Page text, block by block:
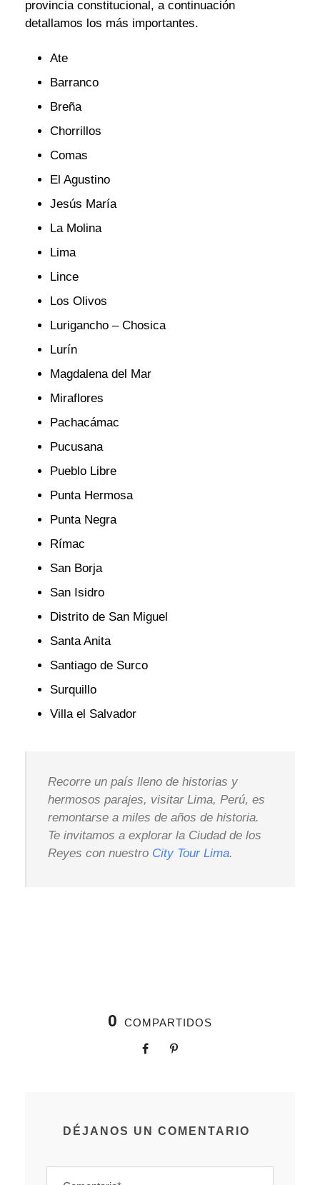
provincia constitucional, a continuación
detallamos los más importantes.
Ate
Barranco
Breña
Chorrillos
Comas
El Agustino
Jesús María
La Molina
Lima
Lince
Los Olivos
Lurigancho – Chosica
Lurín
Magdalena del Mar
Miraflores
Pachacámac
Pucusana
Pueblo Libre
Punta Hermosa
Punta Negra
Rímac
San Borja
San Isidro
Distrito de San Miguel
Santa Anita
Santiago de Surco
Surquillo
Villa el Salvador
Recorre un país lleno de historias y
hermosos parajes, visitar Lima, Perú, es
remontarse a miles de años de historia.
Te invitamos a explorar la Ciudad de los
Reyes con nuestro City Tour Lima.
0 COMPARTIDOS
DÉJANOS UN COMENTARIO